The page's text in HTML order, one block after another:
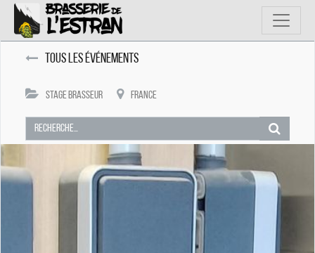
Tous les événements
Stage Brasseur France